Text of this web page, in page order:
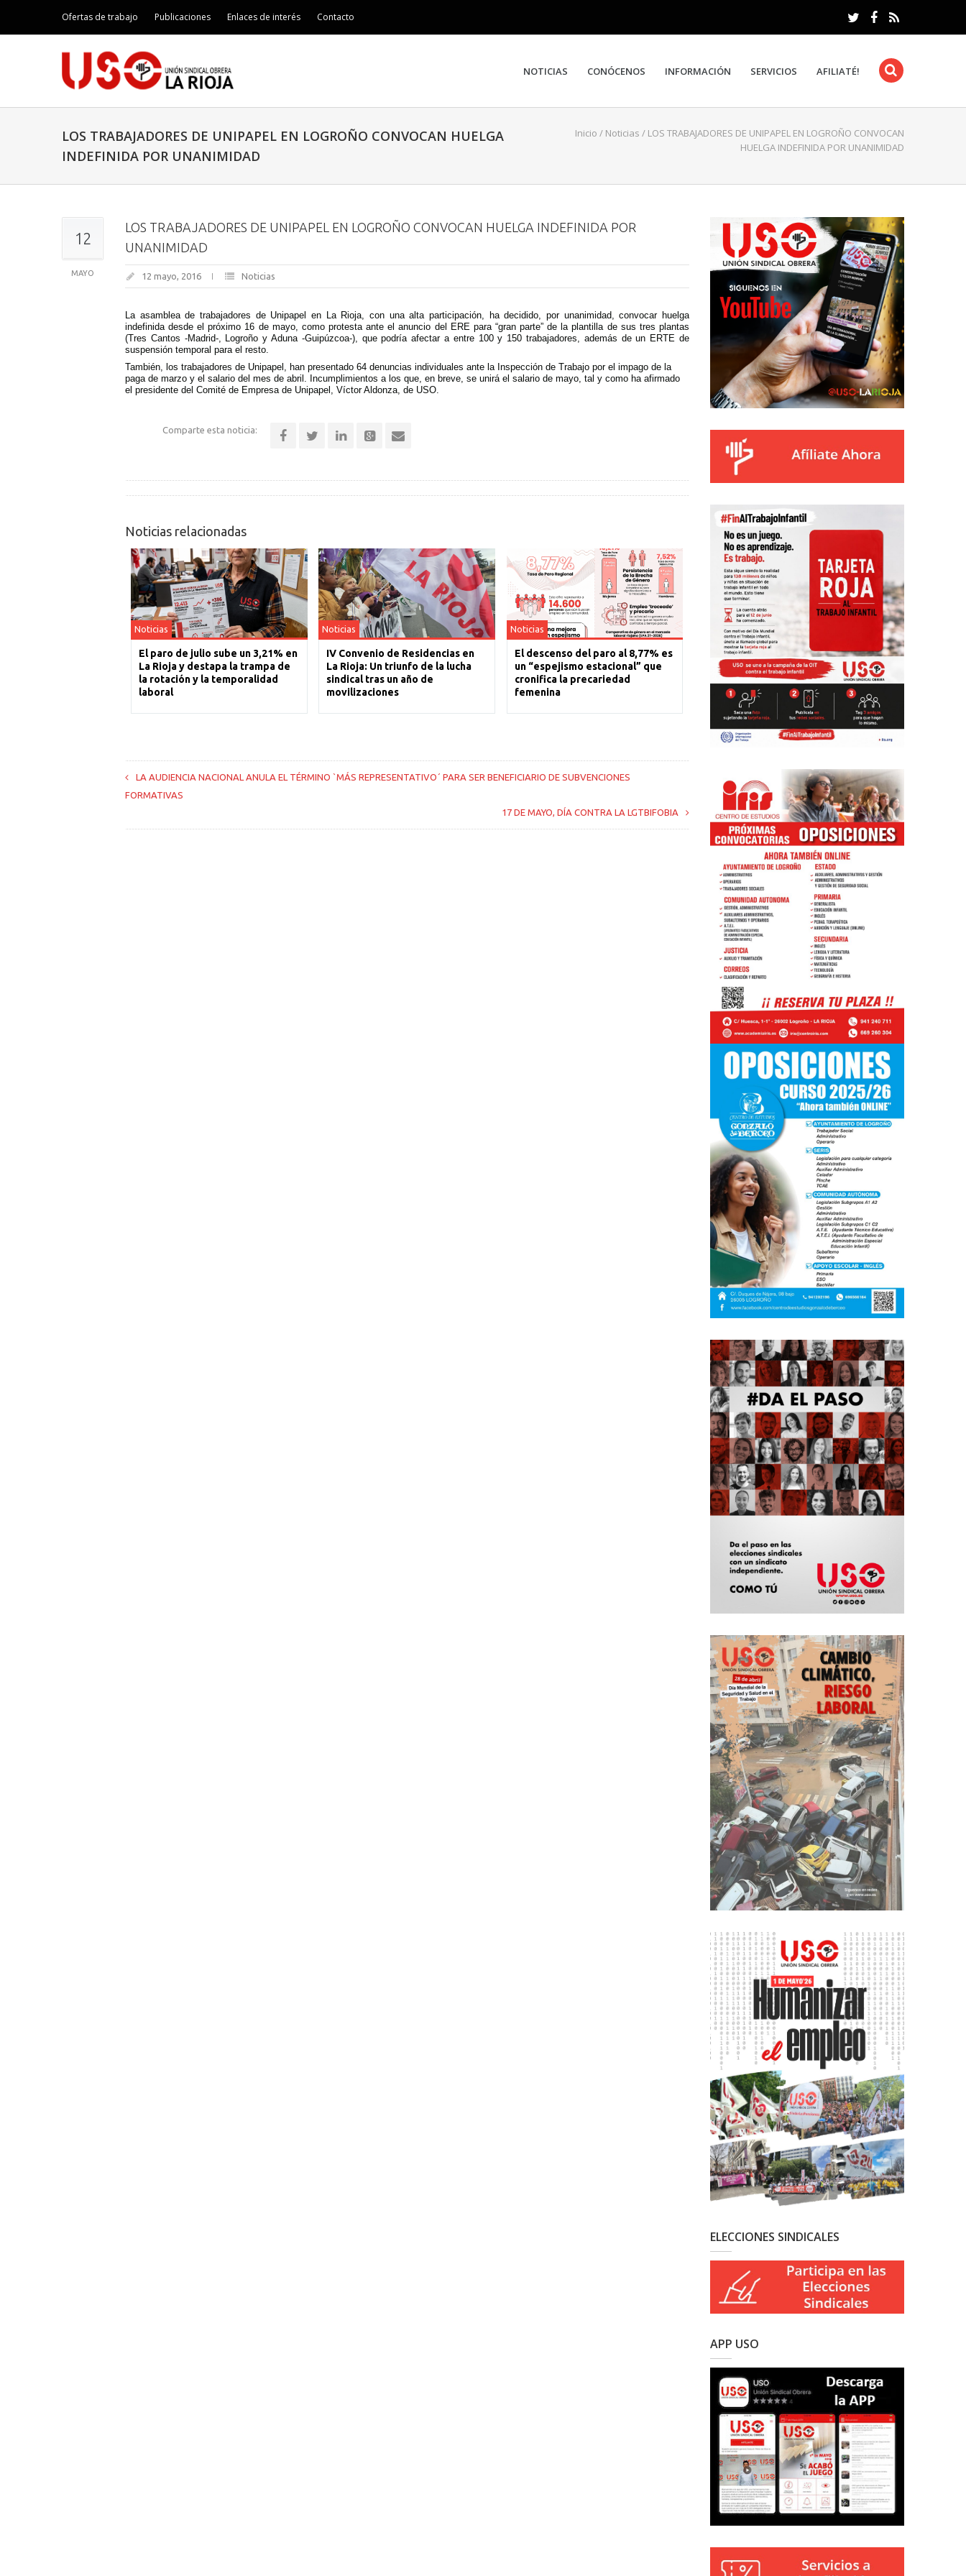
Ofertas de trabajo Publicaciones Enlaces de interés Contacto
NOTICIAS CONÓCENOS INFORMACIÓN SERVICIOS AFILIATÉ!
LOS TRABAJADORES DE UNIPAPEL EN LOGROÑO CONVOCAN HUELGA
INDEFINIDA POR UNANIMIDAD
Inicio / Noticias / LOS TRABAJADORES DE UNIPAPEL EN LOGROÑO CONVOCAN
HUELGA INDEFINIDA POR UNANIMIDAD
12
MAYO
LOS TRABAJADORES DE UNIPAPEL EN LOGROÑO CONVOCAN HUELGA INDEFINIDA POR
UNANIMIDAD
12 mayo, 2016 Noticias
La asamblea de trabajadores de Unipapel en La Rioja, con una alta participación, ha decidido, por unanimidad, convocar huelga
indefinida desde el próximo 16 de mayo, como protesta ante el anuncio del ERE para “gran parte” de la plantilla de sus tres plantas
(Tres Cantos -Madrid-, Logroño y Aduna -Guipúzcoa-), que podría afectar a entre 100 y 150 trabajadores, además de un ERTE de
suspensión temporal para el resto.
También, los trabajadores de Unipapel, han presentado 64 denuncias individuales ante la Inspección de Trabajo por el impago de la
paga de marzo y el salario del mes de abril. Incumplimientos a los que, en breve, se unirá el salario de mayo, tal y como ha afirmado
el presidente del Comité de Empresa de Unipapel, Víctor Aldonza, de USO.
Comparte esta noticia:
Noticias relacionadas
Noticias
El paro de julio sube un 3,21% en
La Rioja y destapa la trampa de
la rotación y la temporalidad
laboral
Noticias
IV Convenio de Residencias en
La Rioja: Un triunfo de la lucha
sindical tras un año de
movilizaciones
Noticias
El descenso del paro al 8,77% es
un “espejismo estacional” que
cronifica la precariedad
femenina
LA AUDIENCIA NACIONAL ANULA EL TÉRMINO `MÁS REPRESENTATIVO´ PARA SER BENEFICIARIO DE SUBVENCIONES
FORMATIVAS
17 DE MAYO, DÍA CONTRA LA LGTBIFOBIA
ELECCIONES SINDICALES
APP USO